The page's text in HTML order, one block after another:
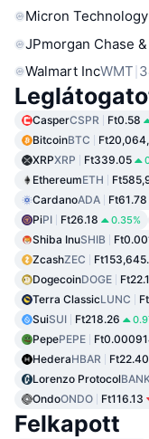
Micron
JPmorgan Chase
Walmart IncWMT
CasperCSPR Ft0.58
BitcoinBTC
XRPXRP Ft339.05
EthereumETH
CardanoADA Ft61.78
PiPI Ft26.18 0.35%
Shiba InuSHIB
ZcashZEC
DogecoinDOGE
Terra ClassicLUNC
SuiSUI Ft218.26
PepePEPE
HederaHBAR Ft22.40
Lorenzo Protocol
OndoONDO Ft116.13
Felkapott